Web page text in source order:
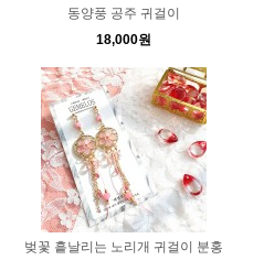
동양풍 공주 귀걸이
18,000원
벚꽃 흩날리는 노리개 귀걸이 분홍